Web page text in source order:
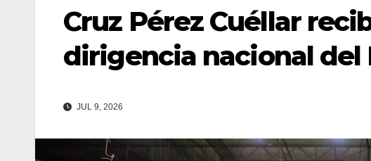
Cruz Pérez Cuéllar
dirigencia nacional del
JUL 9, 2026